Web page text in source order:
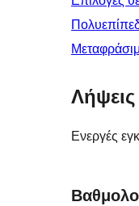
Ενεργές